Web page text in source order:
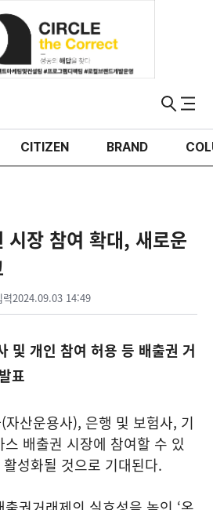
CITIZEN BRAND
시장 참여 확대, 새로운
력2024.09.03 14:49
및 개인 참여 허용 등 배출권 거
표
산운용사), 은행 및 보험사, 기
배출권 시장에 참여할 수 있
성화될 것으로 기대된다.